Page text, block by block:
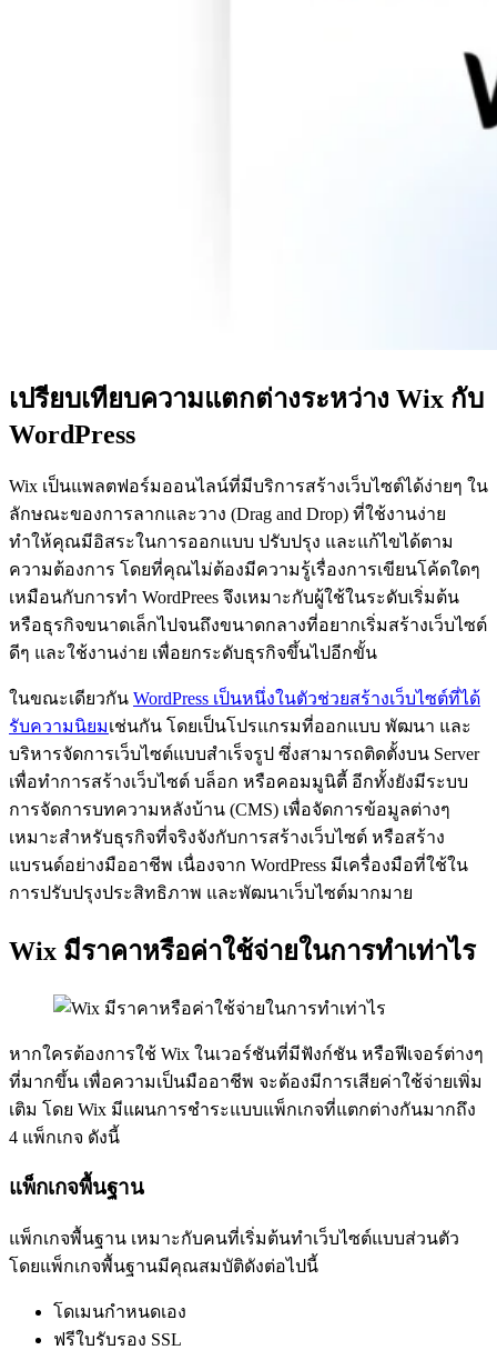
เปรียบเทียบความแตกต่างระหว่าง Wix กับ
WordPress
Wix เป็นแพลตฟอร์มออนไลน์ที่มีบริการสร้างเว็บไซต์ได้ง่ายๆ ใน
ลักษณะของการลากและวาง (Drag and Drop) ที่ใช้งานง่าย
ทำให้คุณมีอิสระในการออกแบบ ปรับปรุง และแก้ไขได้ตาม
ความต้องการ โดยที่คุณไม่ต้องมีความรู้เรื่องการเขียนโค้ดใดๆ
เหมือนกับการทำ WordPrees จึงเหมาะกับผู้ใช้ในระดับเริ่มต้น
หรือธุรกิจขนาดเล็กไปจนถึงขนาดกลางที่อยากเริ่มสร้างเว็บไซต์
ดีๆ และใช้งานง่าย เพื่อยกระดับธุรกิจขึ้นไปอีกขั้น
ในขณะเดียวกัน WordPress เป็นหนึ่งในตัวช่วยสร้างเว็บไซต์ที่ได้
รับความนิยมเช่นกัน โดยเป็นโปรแกรมที่ออกแบบ พัฒนา และ
บริหารจัดการเว็บไซต์แบบสำเร็จรูป ซึ่งสามารถติดตั้งบน Server
เพื่อทำการสร้างเว็บไซต์ บล็อก หรือคอมมูนิตี้ อีกทั้งยังมีระบบ
การจัดการบทความหลังบ้าน (CMS) เพื่อจัดการข้อมูลต่างๆ
เหมาะสำหรับธุรกิจที่จริงจังกับการสร้างเว็บไซต์ หรือสร้าง
แบรนด์อย่างมืออาชีพ เนื่องจาก WordPress มีเครื่องมือที่ใช้ใน
การปรับปรุงประสิทธิภาพ และพัฒนาเว็บไซต์มากมาย
Wix มีราคาหรือค่าใช้จ่ายในการทำเท่าไร
หากใครต้องการใช้ Wix ในเวอร์ชันที่มีฟังก์ชัน หรือฟีเจอร์ต่างๆ
ที่มากขึ้น เพื่อความเป็นมืออาชีพ จะต้องมีการเสียค่าใช้จ่ายเพิ่ม
เติม โดย Wix มีแผนการชำระแบบแพ็กเกจที่แตกต่างกันมากถึง
4 แพ็กเกจ ดังนี้
แพ็กเกจพื้นฐาน
แพ็กเกจพื้นฐาน เหมาะกับคนที่เริ่มต้นทำเว็บไซต์แบบส่วนตัว
โดยแพ็กเกจพื้นฐานมีคุณสมบัติดังต่อไปนี้
โดเมนกำหนดเอง
ฟรีใบรับรอง SSL